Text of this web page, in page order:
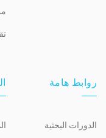
روابط هامة
الدورات البحثية